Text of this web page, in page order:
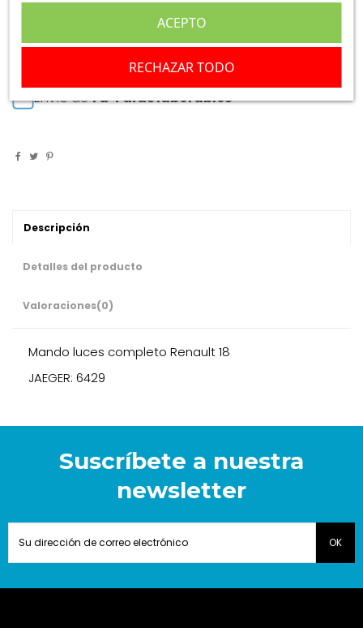
Añadir a la cesta
Envío de1 a 4 días laborables
Descripción
Detalles del producto
Valoraciones(0)
Mando luces completo Renault 18
JAEGER: 6429
Suscríbete a nuestra
newsletter
RECHAZAR TODO
ACEPTO